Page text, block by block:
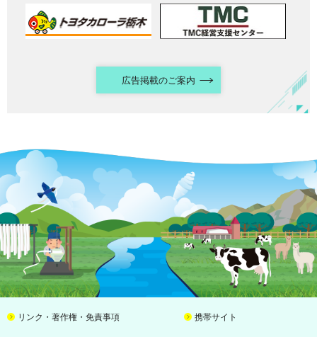
広告掲載のご案内
リンク・著作権・免責事項 携帯サイト